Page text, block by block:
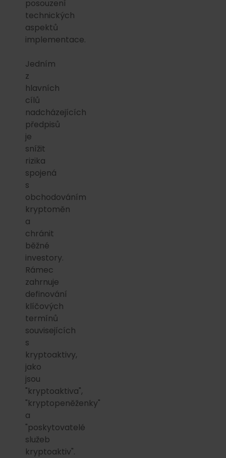
posouzení
technických
aspektů
implementace.
Jedním
z
hlavních
cílů
nadcházejících
předpisů
je
snížit
rizika
spojená
s
obchodováním
kryptoměn
a
chránit
běžné
investory.
Rámec
zahrnuje
definování
klíčových
termínů
souvisejících
s
kryptoaktivy,
jako
jsou
"kryptoaktiva",
"kryptopeněženky"
a
"poskytovatelé
služeb
kryptoaktiv".